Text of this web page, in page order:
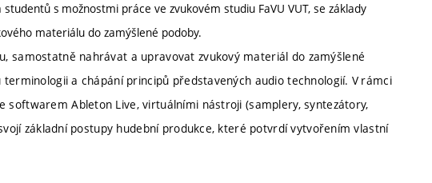
s možnostmi práce ve zvukovém studiu FaVU VUT, se základy
materiálu do zamýšlené podoby.
samostatně nahrávat a upravovat zvukový materiál do zamýšlené
a chápání principů představených audio technologií. V rámci
softwarem Ableton Live, virtuálními nástroji (samplery, syntezátory,
základní postupy hudební produkce, které potvrdí vytvořením vlastní